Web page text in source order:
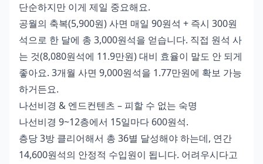
단순하지만 이게 제일 중요해요.
공월의 축복(5,900원) 사면 매일 90원석 + 즉시 300원
석으로 한 달에 총 3,000원석을 얻습니다. 직접 원석 사
는 것(8,080원석에 11.9만원) 대비 효율이 말도 안 되게
좋아요. 3개월 사면 9,000원석을 1.77만원에 확보 가능
하거든요.
나선비경 & 엔드컨텐츠 – 피할 수 없는 숙명
나선비경 9~12층에서 15일마다 600원석.
층당 3방 클리어해서 총 36별 달성해야 하는데, 연간
14,600원석의 안정적 수입원이 됩니다. 어려우시다고